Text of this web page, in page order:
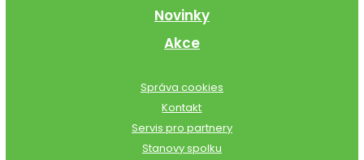
Novinky
Akce
Správa cookies
Kontakt
Servis pro partnery
Stanovy spolku